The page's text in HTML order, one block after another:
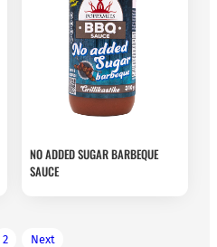
NO ADDED SUGAR BARBEQUE
SAUCE
2 Next